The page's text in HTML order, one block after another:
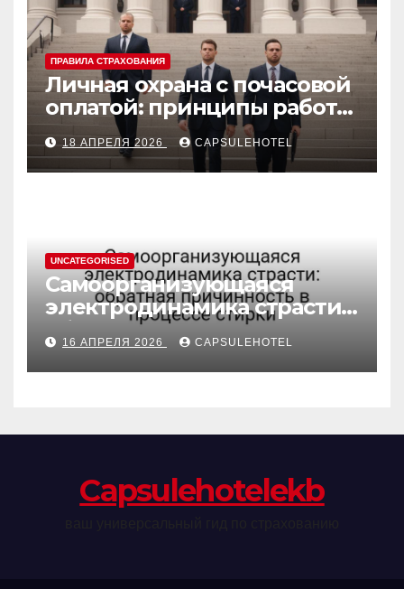
ПРАВИЛА СТРАХОВАНИЯ
Личная охрана с почасовой
оплатой: принципы работы
и правовые аспекты
18 АПРЕЛЯ 2026 CAPSULEHOTEL
UNCATEGORISED
Самоорганизующаяся
электродинамика страсти:
обратная причинность в
процессе стирки
16 АПРЕЛЯ 2026 CAPSULEHOTEL
Сapsulehotelekb